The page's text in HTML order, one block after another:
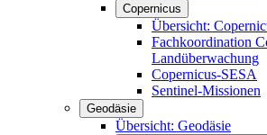
Copernicus
Übersicht:
Fachkoordination
Landüberwachung
Copernicus-SESA
Sentinel-Missionen
Geodäsie
Übersicht: Geodäsie